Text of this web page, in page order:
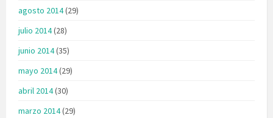
agosto 2014(29)
julio 2014(28)
junio 2014(35)
mayo 2014(29)
abril 2014(30)
marzo 2014(29)